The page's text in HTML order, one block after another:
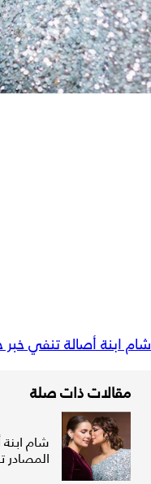
شام ابنة أصالة تنفي
مقالات ذات صلة
شام
المصادر